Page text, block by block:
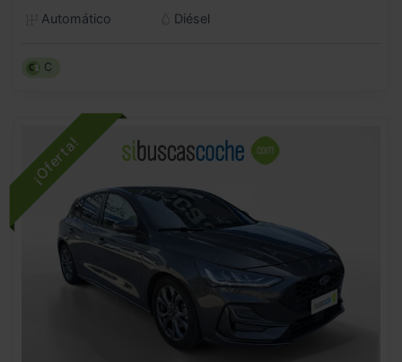
Automático
Diésel
C